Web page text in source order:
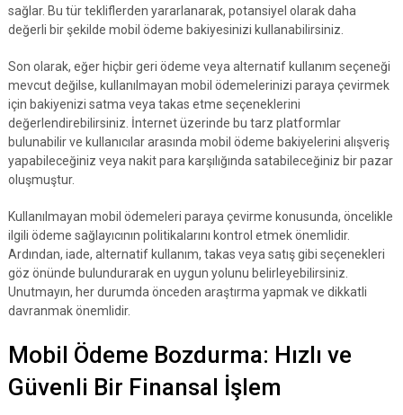
sağlar. Bu tür tekliflerden yararlanarak, potansiyel olarak daha
değerli bir şekilde mobil ödeme bakiyesinizi kullanabilirsiniz.
Son olarak, eğer hiçbir geri ödeme veya alternatif kullanım seçeneği
mevcut değilse, kullanılmayan mobil ödemelerinizi paraya çevirmek
için bakiyenizi satma veya takas etme seçeneklerini
değerlendirebilirsiniz. İnternet üzerinde bu tarz platformlar
bulunabilir ve kullanıcılar arasında mobil ödeme bakiyelerini alışveriş
yapabileceğiniz veya nakit para karşılığında satabileceğiniz bir pazar
oluşmuştur.
Kullanılmayan mobil ödemeleri paraya çevirme konusunda, öncelikle
ilgili ödeme sağlayıcının politikalarını kontrol etmek önemlidir.
Ardından, iade, alternatif kullanım, takas veya satış gibi seçenekleri
göz önünde bulundurarak en uygun yolunu belirleyebilirsiniz.
Unutmayın, her durumda önceden araştırma yapmak ve dikkatli
davranmak önemlidir.
Mobil Ödeme Bozdurma: Hızlı ve
Güvenli Bir Finansal İşlem